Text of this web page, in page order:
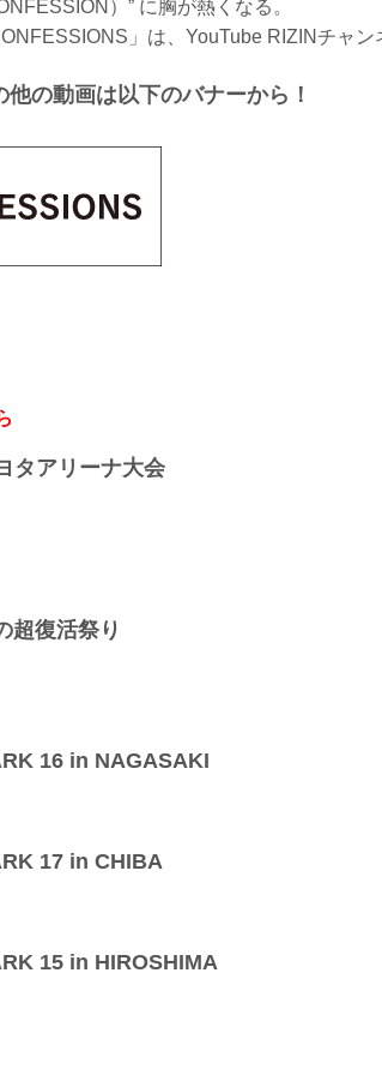
）” に胸が熱くなる。
」は、YouTube RIZINチャン
の動画は以下のバナーから！
タアリーナ大会
超復活祭り
16 in NAGASAKI
17 in CHIBA
15 in HIROSHIMA